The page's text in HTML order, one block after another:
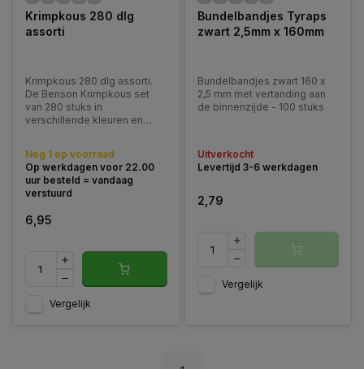
Krimpkous 280 dlg
assorti
Krimpkous 280 dlg assorti.
De Benson Krimpkous set
van 280 stuks in
verschillende kleuren en
beveiligen van kabels.
Nog 1 op voorraad
Op werkdagen voor 22.00
uur besteld = vandaag
verstuurd
6,95
Vergelijk
Bundelbandjes Tyraps
zwart 2,5mm x 160mm
Bundelbandjes zwart 160 x
2,5 mm met vertanding aan
de binnenzijde - 100 stuks
Uitverkocht
Levertijd 3-6 werkdagen
2,79
Vergelijk